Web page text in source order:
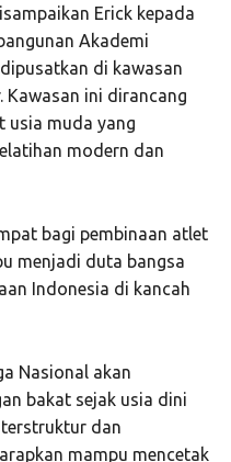
Erick kepada
Akademi
di kawasan
Kawasan ini dirancang
usia muda yang
modern dan
bagi pembinaan atlet
menjadi duta bangsa
Indonesia di kancah
Nasional akan
bakat sejak usia dini
dan
mampu mencetak